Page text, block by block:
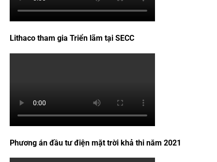
Lithaco tham gia Triển lãm tại SECC
Phương án đầu tư điện mặt trời khả thi năm 2021